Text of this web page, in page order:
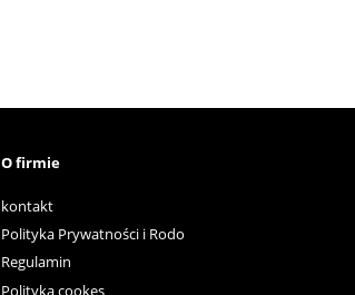
O firmie
kontakt
Polityka Prywatności i Rodo
Regulamin
Polityka cookes